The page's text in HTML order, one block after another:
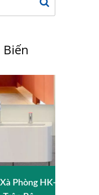
Biến
Phòng HK-